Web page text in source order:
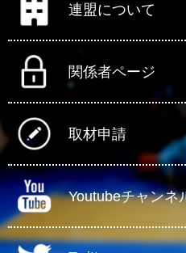
連盟について
関係者ページ
取材申請
Youtubeチャンネ